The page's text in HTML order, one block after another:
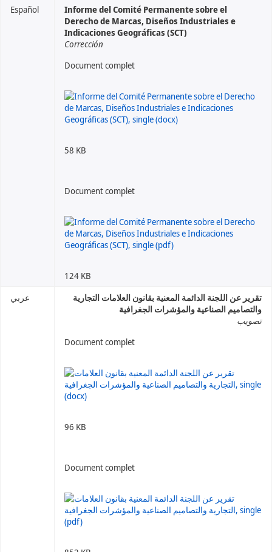
Español
Informe del Comité Permanente sobre el
Derecho de Marcas, Diseños Industriales e
Indicaciones Geográficas (SCT)
Corrección
Document complet
58 KB
Document complet
124 KB
عربي
تقرير عن اللجنة الدائمة المعنية بقانون العلامات التجارية
والتصاميم الصناعية والمؤشرات الجغرافية
تصويب
Document complet
96 KB
Document complet